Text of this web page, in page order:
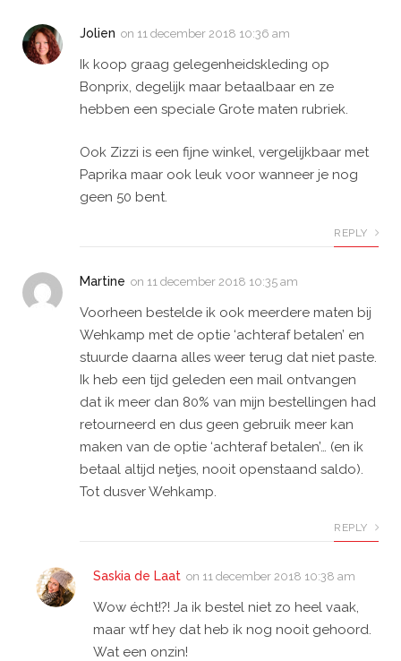
Jolien on 11 december 2018 10:36 am
Ik koop graag gelegenheidskleding op
Bonprix, degelijk maar betaalbaar en ze
hebben een speciale Grote maten rubriek.
Ook Zizzi is een fijne winkel, vergelijkbaar met
Paprika maar ook leuk voor wanneer je nog
geen 50 bent.
REPLY
Martine on 11 december 2018 10:35 am
Voorheen bestelde ik ook meerdere maten bij
Wehkamp met de optie ‘achteraf betalen’ en
stuurde daarna alles weer terug dat niet paste.
Ik heb een tijd geleden een mail ontvangen
dat ik meer dan 80% van mijn bestellingen had
retourneerd en dus geen gebruik meer kan
maken van de optie ‘achteraf betalen’… (en ik
betaal altijd netjes, nooit openstaand saldo).
Tot dusver Wehkamp.
REPLY
Saskia de Laat on 11 december 2018 10:38 am
Wow écht!?! Ja ik bestel niet zo heel vaak,
maar wtf hey dat heb ik nog nooit gehoord.
Wat een onzin!